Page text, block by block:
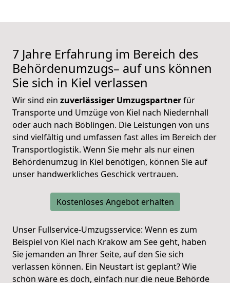
7 Jahre Erfahrung im Bereich des
Behördenumzugs– auf uns können
Sie sich in Kiel verlassen
Wir sind ein zuverlässiger Umzugspartnerfür
Transporte und Umzüge von Kiel nach Niedernhall
oder auch nach Böblingen. Die Leistungen von uns
sind vielfältig und umfassen fast alles im Bereich der
Transportlogistik. Wenn Sie mehr als nur einen
Behördenumzug in Kiel benötigen, können Sie auf
unser handwerkliches Geschick vertrauen.
Kostenloses Angebot erhalten
Unser Fullservice-Umzugsservice: Wenn es zum
Beispiel von Kiel nach Krakow am See geht, haben
Sie jemanden an Ihrer Seite, auf den Sie sich
verlassen können. Ein Neustart ist geplant? Wie
schön wäre es doch, einfach nur die neue Behörde